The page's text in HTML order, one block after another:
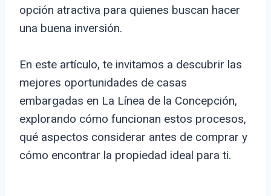
opción atractiva para quienes buscan hacer
una buena inversión.
En este artículo, te invitamos a descubrir las
mejores oportunidades de casas
embargadas en La Línea de la Concepción,
explorando cómo funcionan estos procesos,
qué aspectos considerar antes de comprar y
cómo encontrar la propiedad ideal para ti.